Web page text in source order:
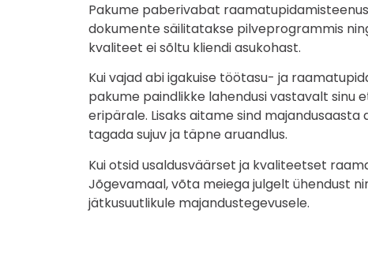
Pakume paberivabat
dokumente säilitatakse pilveprogrammis
kvaliteet ei sõltu kliendi asukohast.
Kui vajad abi igakuise töötasu- ja
pakume paindlikke lahendusi vastavalt sinu
eripärale. Lisaks aitame sind majandusaasta
tagada sujuv ja täpne aruandlus.
Kui otsid usaldusväärset ja kvaliteetset
Jõgevamaal, võta meiega julgelt ühendust
jätkusuutlikule majandustegevusele.